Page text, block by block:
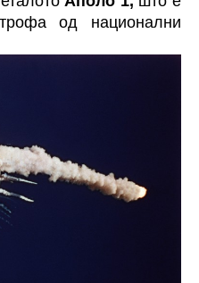
од национални